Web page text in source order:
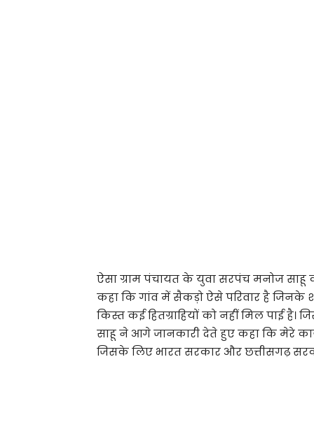
ऐसा ग्राम पंचायत के युवा सरपंच मनोज साहू
कहा कि गांव में सैकड़ो ऐसे परिवार है जिनके
किस्त कई हितग्राहियों को नहीं मिल पाई है।
साहू ने आगे जानकारी देते हुए कहा कि मेरे
जिसके लिए भारत सरकार और छत्तीसगढ़